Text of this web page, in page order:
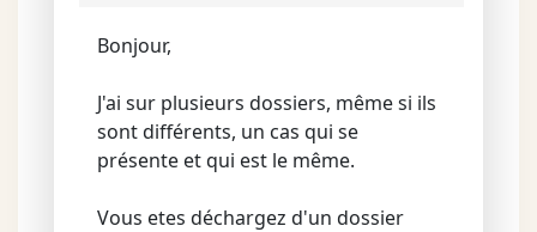
Bonjour,
J'ai sur plusieurs dossiers, même si ils
sont différents, un cas qui se
présente et qui est le même.
Vous etes déchargez d'un dossier